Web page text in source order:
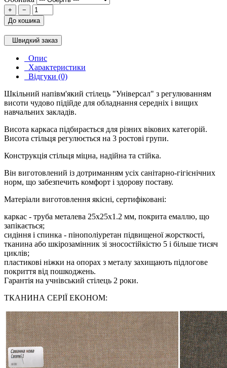
+
−
До кошика
Швидкий заказ
Опис
Характеристики
Відгуки (0)
Шкільний напівм'який стілець "Універсал" з регулюванням
висоти чудово підійде для обладнання середніх і вищих
навчальних закладів.
Висота каркаса підбирається для різних вікових категорій.
Висота стільця регулюється на 3 ростові групи.
Конструкція стільця міцна, надійна та стійка.
Він виготовлений із дотриманням усіх санітарно-гігієнічних
норм, що забезпечить комфорт і здорову поставу.
Матеріали виготовлення якісні, сертифіковані:
каркас - труба металева 25х25х1.2 мм, покрита емаллю, що
запікається;
сидіння і спинка - пінополіуретан підвищеної жорсткості,
тканина або шкірозамінник зі зносостійкістю 5 і більше тисяч
циклів;
пластикові ніжки на опорах з металу захищають підлогове
покриття від пошкоджень.
Гарантія на учнівський стілець 2 роки.
ТКАНИНА СЕРІЇ ЕКОНОМ: